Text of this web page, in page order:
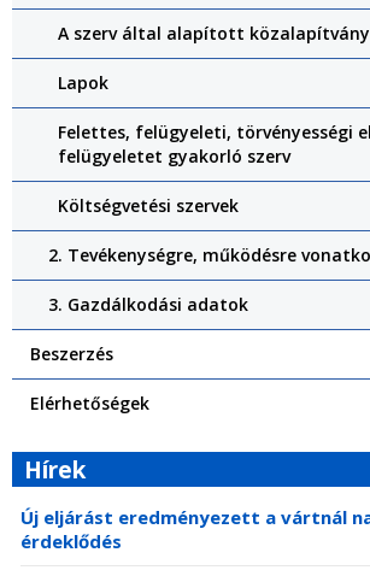
A szerv által alapított
Lapok
Felettes, felügyeleti, törvényességi
felügyeletet gyakorló szerv
Költségvetési szervek
2. Tevékenységre, működésre
3. Gazdálkodási adatok
Beszerzés
Elérhetőségek
Hírek
Új eljárást eredményezett a vártnál
érdeklődés